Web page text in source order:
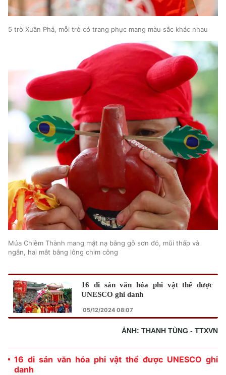
5 trò Xuân Phả, mỗi trò có trang phục mang màu sắc khác nhau
Múa Chiêm Thành mang mặt nạ bằng gỗ sơn đỏ, mũi thấp và
ngắn, hai mắt bằng lông chim công
16 di sản văn hóa phi vật thể được
UNESCO ghi danh
05/12/2024 08:07
ẢNH: THANH TÙNG - TTXVN
16 di sản văn hóa phi vật thể được UNESCO ghi
danh